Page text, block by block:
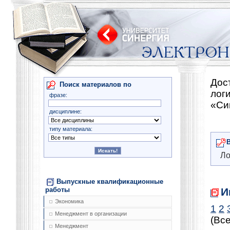
Поиск материалов по
фразе:
дисциплине:
типу материала:
Выпускные квалификационные
работы
Экономика
Менеджмент в организации
Менеджмент
1 2